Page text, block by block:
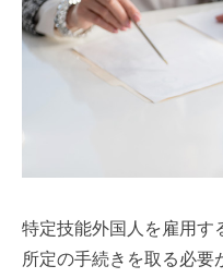
特定技能外国人を雇用す
所定の手続きを取る必要